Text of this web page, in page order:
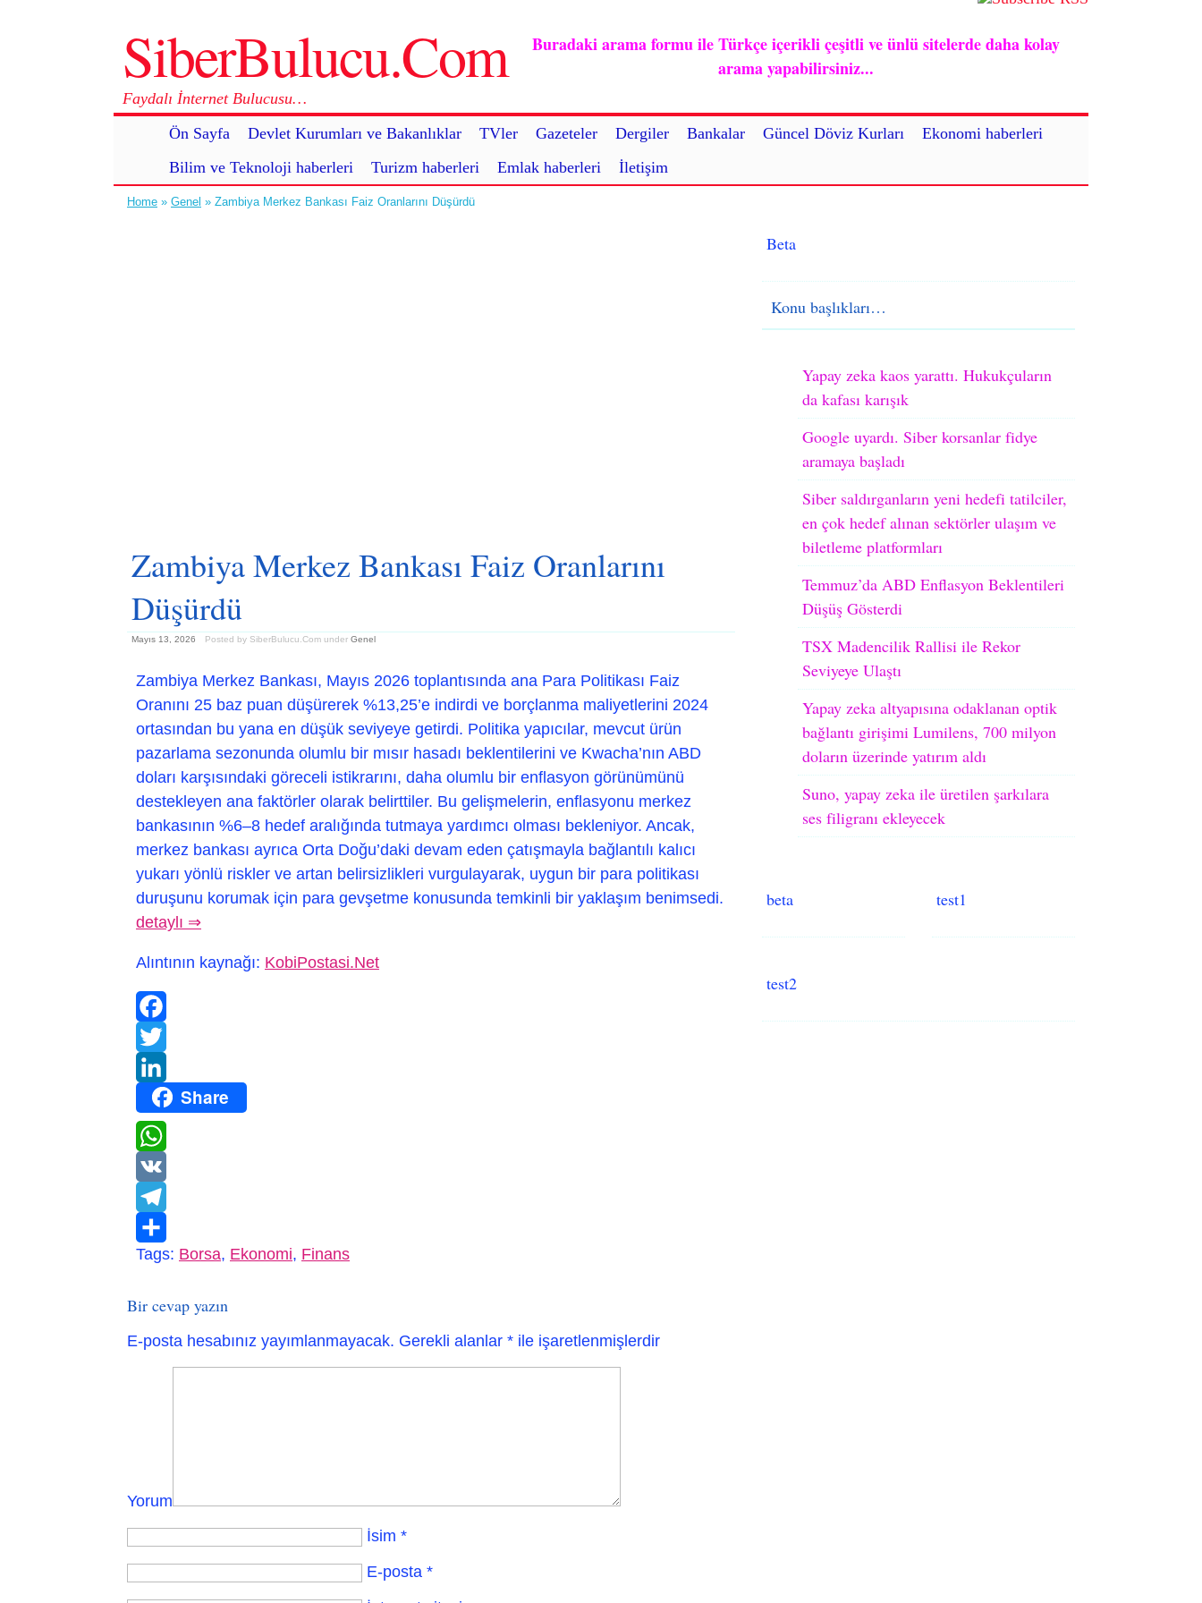
SiberBulucu.Com
Faydalı İnternet Bulucusu…
Ön Sayfa
Devlet Kurumları ve Bakanlıklar TVler Gazeteler Dergiler Bankalar Güncel Döviz Kurları
Ekonomi haberleri
Bilim ve Teknoloji haberleri
Turizm haberleri Emlak haberleri İletişim
Buradaki arama formu ile Türkçe içerikli çeşitli ve ünlü sitelerde daha kolay
arama yapabilirsiniz...
Home » Genel » Zambiya Merkez Bankası Faiz Oranlarını Düşürdü
Zambiya Merkez Bankası Faiz Oranlarını
Düşürdü
Mayıs 13, 2026 Posted by SiberBulucu.Com under Genel
Zambiya Merkez Bankası, Mayıs 2026 toplantısında ana Para Politikası Faiz
Oranını 25 baz puan düşürerek %13,25’e indirdi ve borçlanma maliyetlerini 2024
ortasından bu yana en düşük seviyeye getirdi. Politika yapıcılar, mevcut ürün
pazarlama sezonunda olumlu bir mısır hasadı beklentilerini ve Kwacha’nın ABD
doları karşısındaki göreceli istikrarını, daha olumlu bir enflasyon görünümünü
destekleyen ana faktörler olarak belirttiler. Bu gelişmelerin, enflasyonu merkez
bankasının %6–8 hedef aralığında tutmaya yardımcı olması bekleniyor. Ancak,
merkez bankası ayrıca Orta Doğu’daki devam eden çatışmayla bağlantılı kalıcı
yukarı yönlü riskler ve artan belirsizlikleri vurgulayarak, uygun bir para politikası
duruşunu korumak için para gevşetme konusunda temkinli bir yaklaşım benimsedi.
detaylı ⇒
Alıntının kaynağı: KobiPostasi.Net
Facebook
Twitter
LinkedInShare
WhatsApp
VK
Telegram
Paylaş
Tags: Borsa, Ekonomi, Finans
Bir cevap yazın
E-posta hesabınız yayımlanmayacak. Gerekli alanlar * ile işaretlenmişlerdir
Yorum
İsim *
E-posta *
Beta
Konu başlıkları…
Yapay zeka kaos yarattı. Hukukçuların
da kafası karışık
Google uyardı. Siber korsanlar fidye
aramaya başladı
Siber saldırganların yeni hedefi tatilciler,
en çok hedef alınan sektörler ulaşım ve
biletleme platformları
Temmuz’da ABD Enflasyon Beklentileri
Düşüş Gösterdi
TSX Madencilik Rallisi ile Rekor
Seviyeye Ulaştı
Yapay zeka altyapısına odaklanan optik
bağlantı girişimi Lumilens, 700 milyon
doların üzerinde yatırım aldı
Suno, yapay zeka ile üretilen şarkılara
ses filigranı ekleyecek
beta test1
test2